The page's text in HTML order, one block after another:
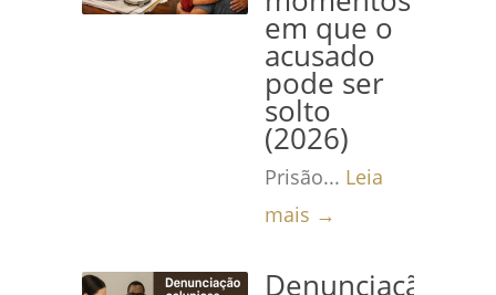
em que o
acusado
pode ser
solto
(2026)
Prisão... Leia
mais →
Denunciação